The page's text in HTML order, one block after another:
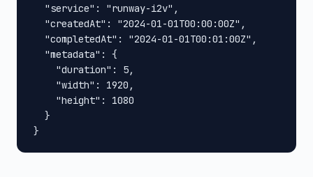
  "service": "runway-i2v",
  "createdAt": "2024-01-01T00:00:00Z",
  "completedAt": "2024-01-01T00:01:00Z",
  "metadata": {
    "duration": 5,
    "width": 1920,
    "height": 1080
  }
}